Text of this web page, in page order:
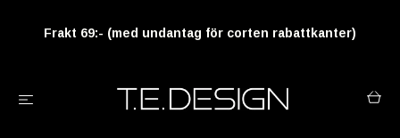
Frakt 69:- (med undantag för corten rabattkanter)